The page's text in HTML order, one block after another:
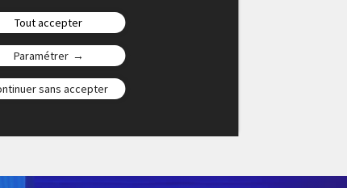
26e Rencontres
Tout accepter
Paramétrer
sans accepter